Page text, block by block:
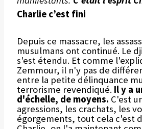
Charlie c’est fini
Depuis ce massacre, les
musulmans ont continué. Le
s'est étendu. Et comme
Zemmour, il n'y pas de
entre la petite délinquance
terrorisme revendiqué. Il y a
d'échelle, de moyens. C'est
agressions, les crachats, les
égorgements, tout cela c'est